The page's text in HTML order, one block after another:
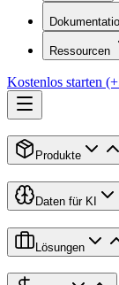
Ressourcen
Kostenlos starten
Produkte
Daten für KI
Lösungen